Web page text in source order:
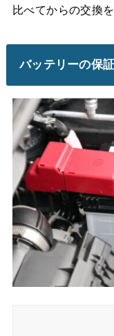
比べてからの交換
バッテリーの保